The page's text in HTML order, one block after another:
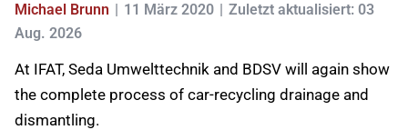
Michael Brunn 11 März 2020
Zuletzt aktualisiert: 03
Aug. 2026
At IFAT, Seda Umwelttechnik and BDSV will again show
the complete process of car-recycling drainage and
dismantling.